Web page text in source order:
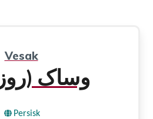
Vesak
وساک (روز
Persisk